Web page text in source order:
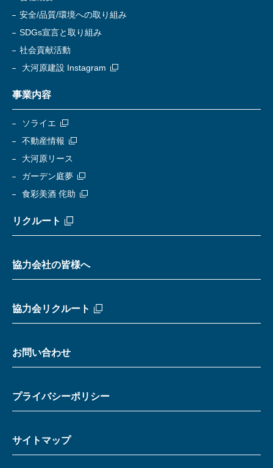
安全/品質/環境への取り組み
SDGs宣言と取り組み
社会貢献活動
大河原建設 Instagram
事業内容
ソライエ
不動産情報
大河原リース
ガーデン庭夢
食彩美酒 侘助
リクルート
協力会社の皆様へ
協力会リクルート
お問い合わせ
プライバシーポリシー
サイトマップ